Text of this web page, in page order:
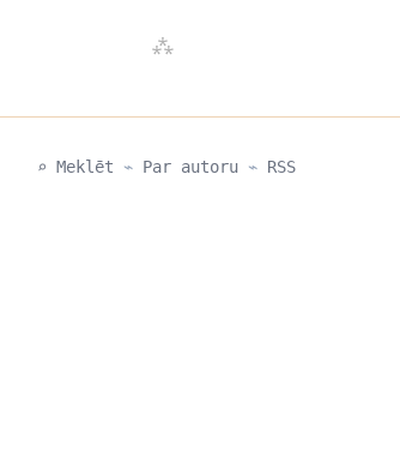
⌕ Meklēt ⌁ Par autoru ⌁ RSS